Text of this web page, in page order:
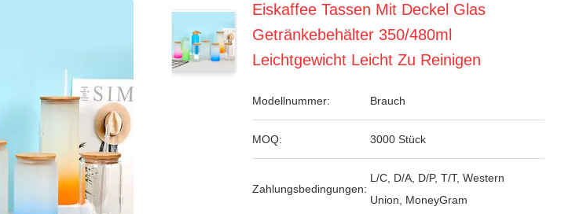
Eiskaffee Tassen Mit Deckel Glas
Getränkebehälter 350/480ml
Leichtgewicht Leicht Zu Reinigen
Modellnummer: Brauch
MOQ: 3000 Stück
Zahlungsbedingungen:
L/C, D/A, D/P, T/T, Western
Union, MoneyGram